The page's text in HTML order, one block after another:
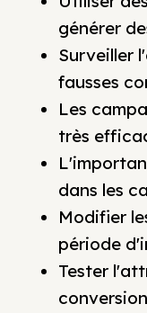
générer
Surveiller
fausses
Les
très
dans les
Modifier
période
Tester